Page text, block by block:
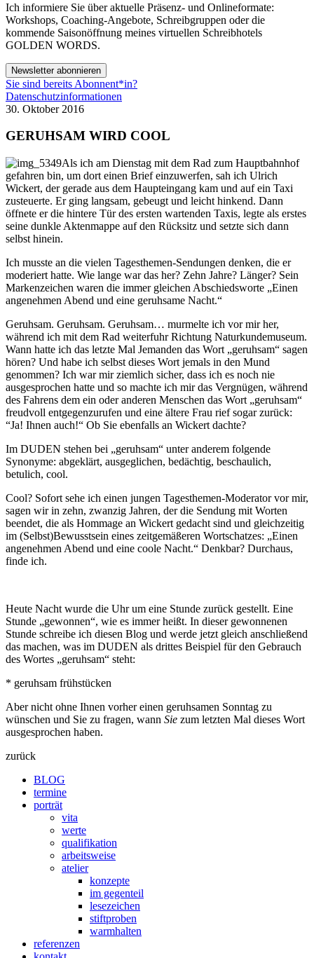
Ich informiere Sie über aktuelle Präsenz- und Onlineformate:
Workshops, Coaching-Angebote, Schreibgruppen oder die
kommende Saisonöffnung meines virtuellen Schreibhotels
GOLDEN WORDS.
Newsletter abonnieren
Sie sind bereits Abonnent*in?
Datenschutzinformationen
30. Oktober 2016
GERUHSAM WIRD COOL
Als ich am Dienstag mit dem Rad zum Hauptbahnhof
gefahren bin, um dort einen Brief einzuwerfen, sah ich Ulrich
Wickert, der gerade aus dem Haupteingang kam und auf ein Taxi
zusteuerte. Er ging langsam, gebeugt und leicht hinkend. Dann
öffnete er die hintere Tür des ersten wartenden Taxis, legte als erstes
seine dunkle Aktenmappe auf den Rücksitz und setzte sich dann
selbst hinein.
Ich musste an die vielen Tagesthemen-Sendungen denken, die er
moderiert hatte. Wie lange war das her? Zehn Jahre? Länger? Sein
Markenzeichen waren die immer gleichen Abschiedsworte „Einen
angenehmen Abend und eine geruhsame Nacht.“
Geruhsam. Geruhsam. Geruhsam… murmelte ich vor mir her,
während ich mit dem Rad weiterfuhr Richtung Naturkundemuseum.
Wann hatte ich das letzte Mal Jemanden das Wort „geruhsam“ sagen
hören? Und habe ich selbst dieses Wort jemals in den Mund
genommen? Ich war mir ziemlich sicher, dass ich es noch nie
ausgesprochen hatte und so machte ich mir das Vergnügen, während
des Fahrens dem ein oder anderen Menschen das Wort „geruhsam“
freudvoll entgegenzurufen und eine ältere Frau rief sogar zurück:
“Ja! Ihnen auch!“ Ob Sie ebenfalls an Wickert dachte?
Im DUDEN stehen bei „geruhsam“ unter anderem folgende
Synonyme: abgeklärt, ausgeglichen, bedächtig, beschaulich,
betulich, cool.
Cool? Sofort sehe ich einen jungen Tagesthemen-Moderator vor mir,
sagen wir in zehn, zwanzig Jahren, der die Sendung mit Worten
beendet, die als Hommage an Wickert gedacht sind und gleichzeitig
im (Selbst)Bewusstsein eines zeitgemäßeren Wortschatzes: „Einen
angenehmen Abend und eine coole Nacht.“ Denkbar? Durchaus,
finde ich.
Heute Nacht wurde die Uhr um eine Stunde zurück gestellt. Eine
Stunde „gewonnen“, wie es immer heißt. In dieser gewonnenen
Stunde schreibe ich diesen Blog und werde jetzt gleich anschließend
das machen, was im DUDEN als drittes Beispiel für den Gebrauch
des Wortes „geruhsam“ steht:
* geruhsam frühstücken
Aber nicht ohne Ihnen vorher einen geruhsamen Sonntag zu
wünschen und Sie zu fragen, wann Sie zum letzten Mal dieses Wort
ausgesprochen haben.
zurück
BLOG
termine
porträt
vita
werte
qualifikation
arbeitsweise
atelier
konzepte
im gegenteil
lesezeichen
stiftproben
warmhalten
referenzen